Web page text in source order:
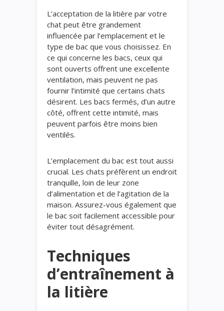
L’acceptation de la litière par votre
chat peut être grandement
influencée par l’emplacement et le
type de bac que vous choisissez. En
ce qui concerne les bacs, ceux qui
sont ouverts offrent une excellente
ventilation, mais peuvent ne pas
fournir l’intimité que certains chats
désirent. Les bacs fermés, d’un autre
côté, offrent cette intimité, mais
peuvent parfois être moins bien
ventilés.
L’emplacement du bac est tout aussi
crucial. Les chats préfèrent un endroit
tranquille, loin de leur zone
d’alimentation et de l’agitation de la
maison. Assurez-vous également que
le bac soit facilement accessible pour
éviter tout désagrément.
Techniques
d’entraînement à
la litière